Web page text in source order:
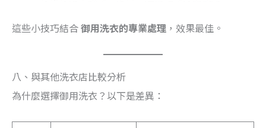
這些小技巧結合御用洗衣的專業處理 ，效果最佳。
八、與其他洗衣店比較分析
為什麼選擇御用洗衣？以下是差異：